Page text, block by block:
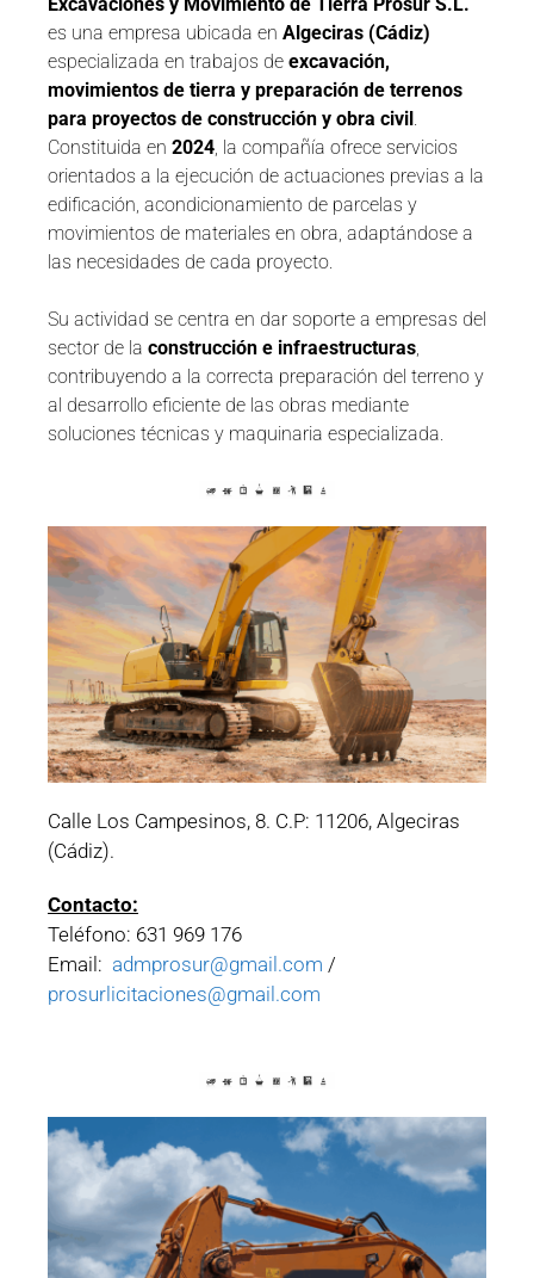
es una empresa ubicada en Algeciras (Cádiz)
especializada en trabajos de excavación,
movimientos de tierra y preparación de terrenos
para proyectos de construcción y obra civil .
Constituida en 2024, la compañía ofrece servicios
orientados a la ejecución de actuaciones previas a la
edificación, acondicionamiento de parcelas y
movimientos de materiales en obra, adaptándose a
las necesidades de cada proyecto.
Su actividad se centra en dar soporte a empresas del
sector de la construcción e infraestructuras,
contribuyendo a la correcta preparación del terreno y
al desarrollo eficiente de las obras mediante
soluciones técnicas y maquinaria especializada.
Calle Los Campesinos, 8. C.P: 11206, Algeciras
(Cádiz).
Contacto:
Teléfono: 631 969 176
Email: admprosur@gmail.com /
prosurlicitaciones@gmail.com